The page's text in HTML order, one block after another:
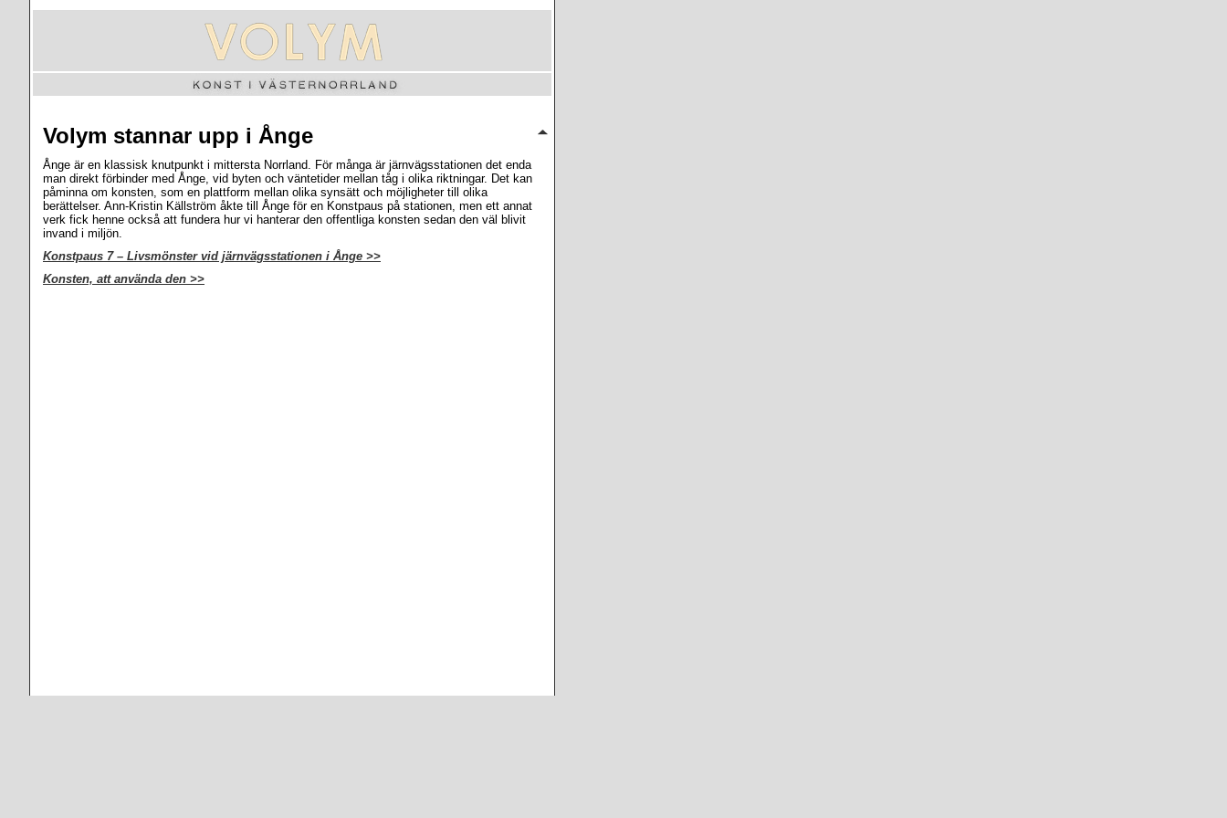
Volym stannar upp i Ånge
Ånge är en klassisk knutpunkt i mittersta Norrland. För många är järnvägsstationen det enda
man direkt förbinder med Ånge, vid byten och väntetider mellan tåg i olika riktningar. Det kan
påminna om konsten, som en plattform mellan olika synsätt och möjligheter till olika
berättelser. Ann-Kristin Källström åkte till Ånge för en Konstpaus på stationen, men ett annat
verk fick henne också att fundera hur vi hanterar den offentliga konsten sedan den väl blivit
invand i miljön.
Konstpaus 7 – Livsmönster vid järnvägsstationen i Ånge >>
Konsten, att använda den >>